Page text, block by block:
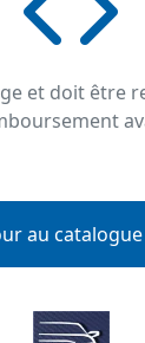
et doit être
au catalogue